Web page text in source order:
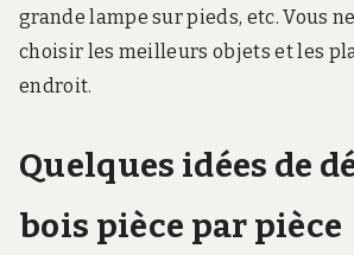
grande lampe sur pieds, etc. Vous
choisir les meilleurs objets et les
endroit.
Quelques idées de
bois pièce par pièce